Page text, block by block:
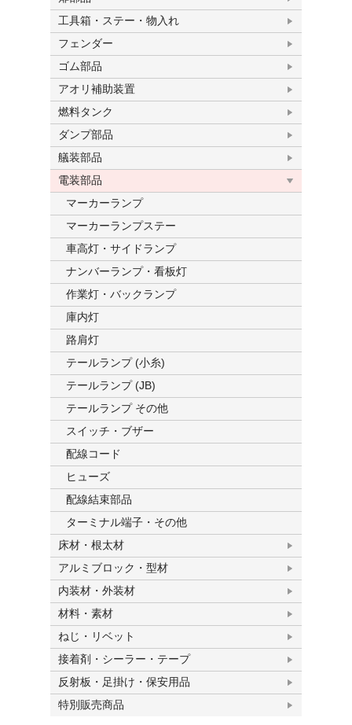
工具箱・ステー・物入れ
フェンダー
ゴム部品
アオリ補助装置
燃料タンク
ダンプ部品
艤装部品
電装部品
マーカーランプ
マーカーランプステー
車高灯・サイドランプ
ナンバーランプ・看板灯
作業灯・バックランプ
庫内灯
路肩灯
テールランプ (小糸)
テールランプ (JB)
テールランプ その他
スイッチ・ブザー
配線コード
ヒューズ
配線結束部品
ターミナル端子・その他
床材・根太材
アルミブロック・型材
内装材・外装材
材料・素材
ねじ・リベット
接着剤・シーラー・テープ
反射板・足掛け・保安用品
特別販売商品